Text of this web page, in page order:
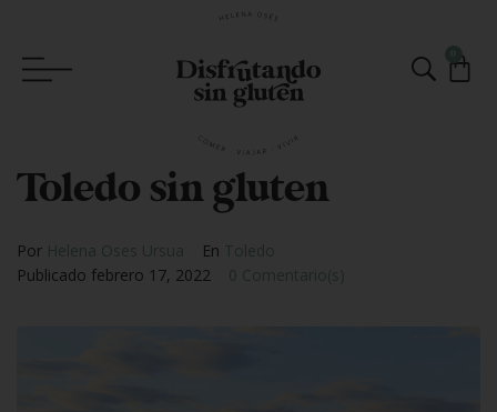
Toledo sin gluten
Por Helena Oses Ursua En Toledo
Publicado febrero 17, 2022 0 Comentario(s)